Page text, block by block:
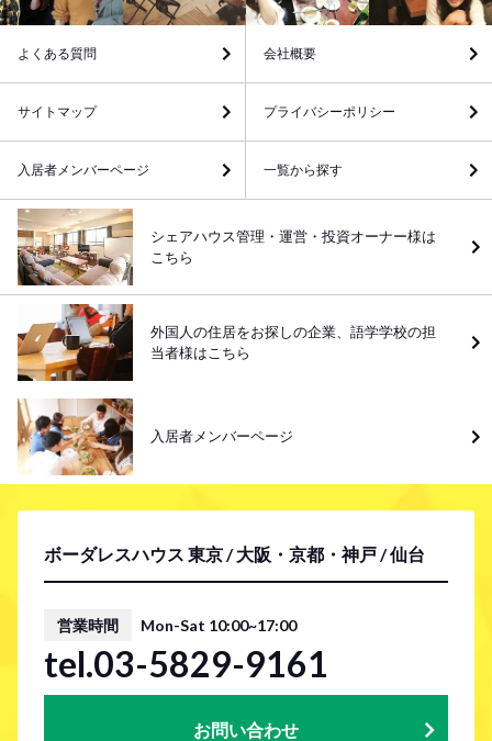
ボーダレスハウス 東京 / 大阪・京都・神戸 / 仙台
営業時間 Mon-Sat 10:00~17:00
tel.03-5829-9161
お問い合わせ
よくある質問 会社概要
サイトマップ プライバシーポリシー
入居者メンバーページ 一覧から探す
シェアハウス管理・運営・投資オーナー様は
こちら
外国人の住居をお探しの企業、語学学校の担
当者様はこちら
入居者メンバーページ